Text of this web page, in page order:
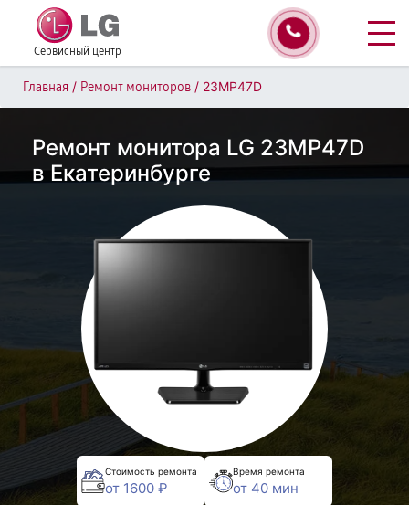
Сервисный центр
Главная / Ремонт мониторов / 23MP47D
Ремонт монитора LG 23MP47D
в Екатеринбурге
Стоимость ремонта
от 1600 ₽
Время ремонта
от 40 мин